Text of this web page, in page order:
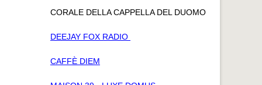
CORALE DELLA CAPPELLA DEL DUOMO
DEEJAY FOX RADIO
CAFFÈ DIEM